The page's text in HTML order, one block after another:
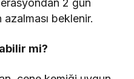
2 gün
beklenir.
mi?